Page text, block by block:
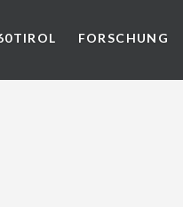
FORSCHUNG